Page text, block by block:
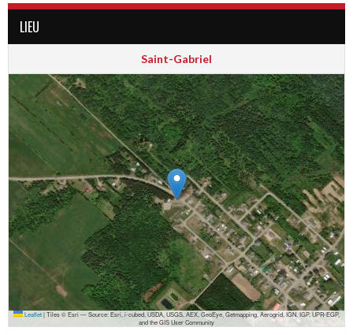
LIEU
Saint-Gabriel
Leaflet|Tiles © Esri — Source: Esri, i-cubed, USDA, USGS, AEX, GeoEye, Getmapping, Aerogrid, IGN, IGP, UPR-EGP,
and the GIS User Community